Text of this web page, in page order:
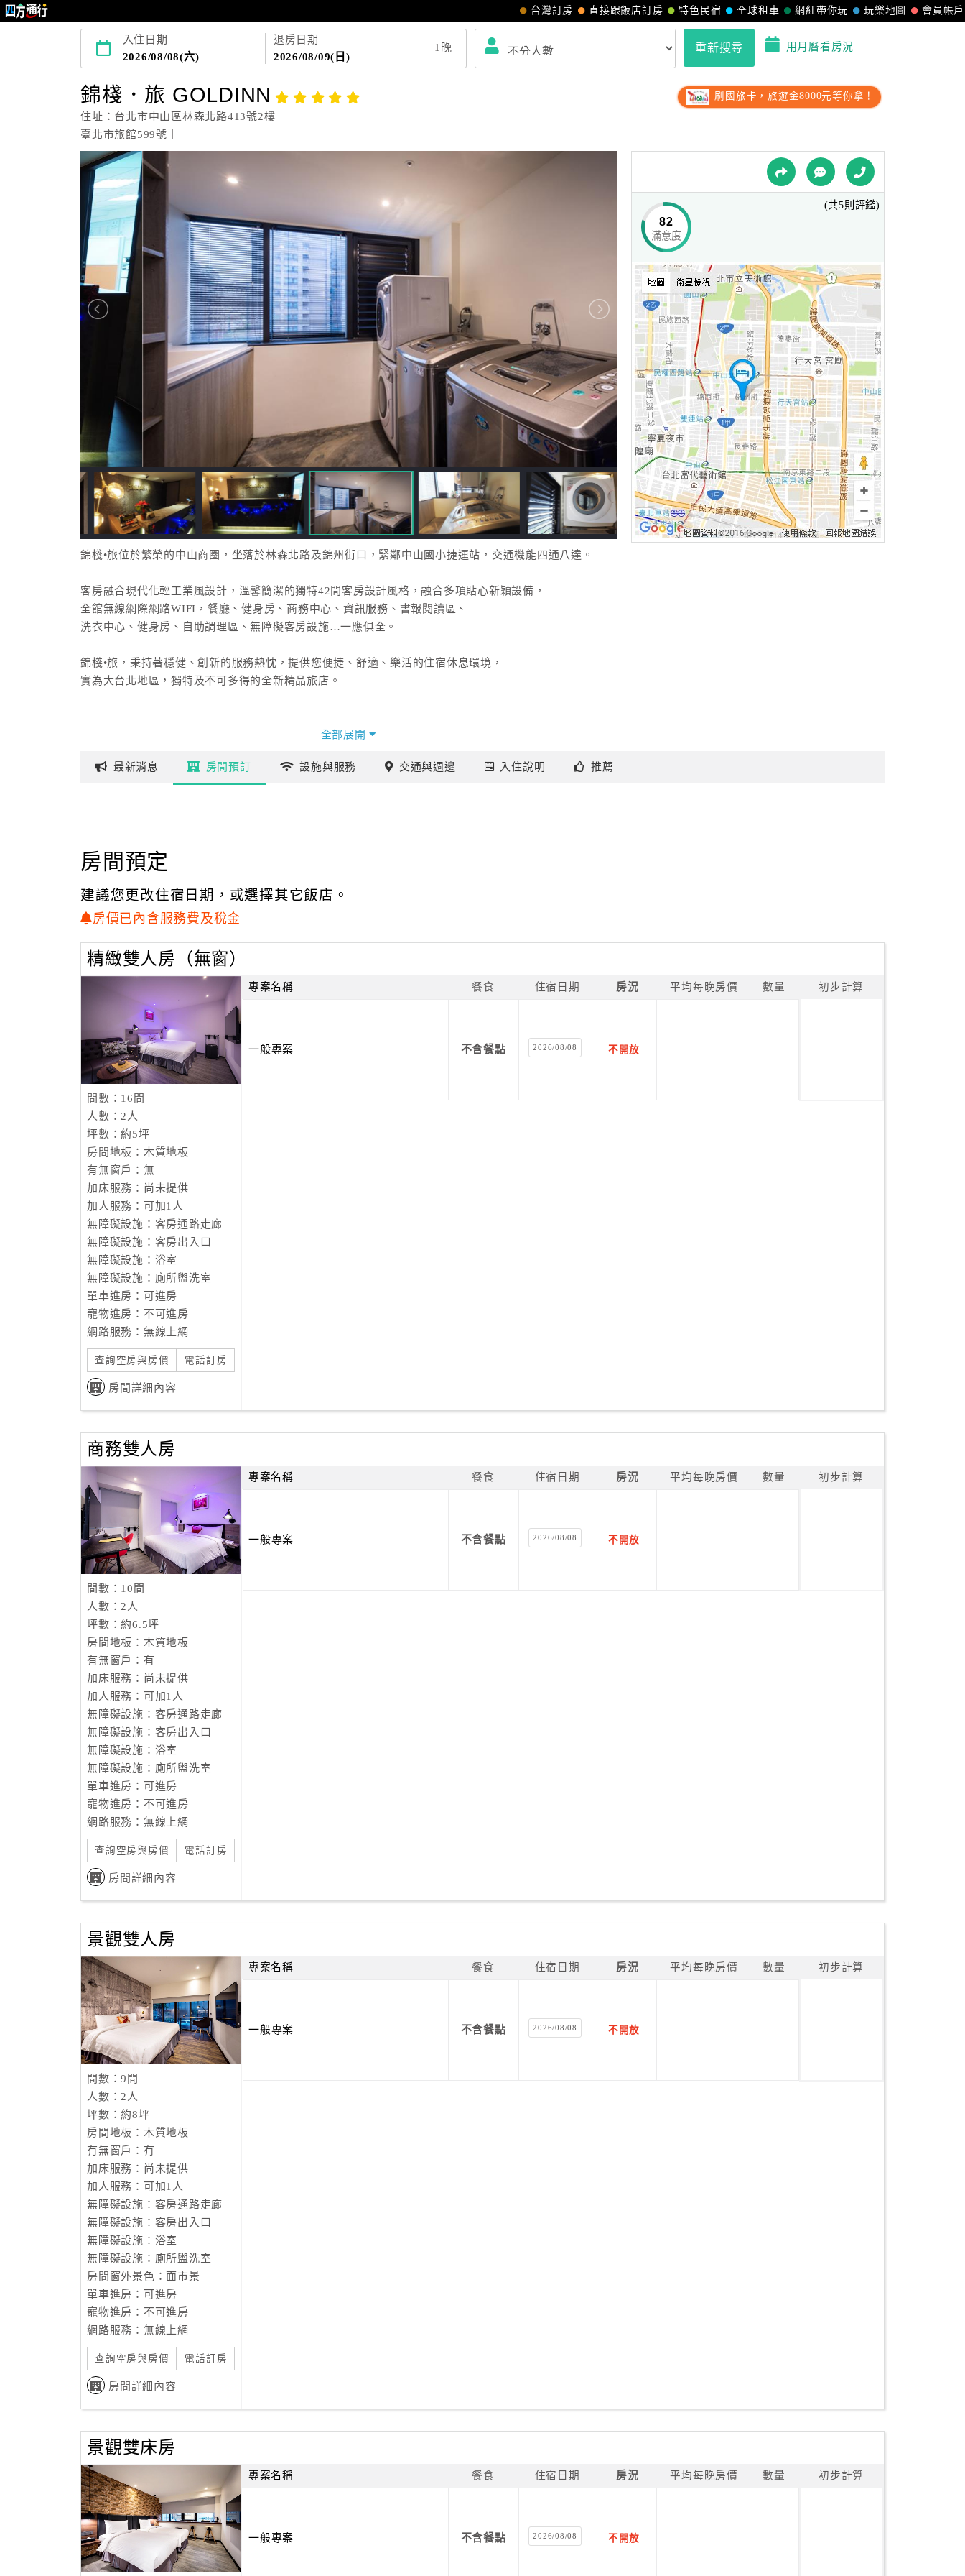
會員帳戶
玩樂地圖
網紅帶你玩
全球租車
特色民宿
直接跟飯店訂房
台灣訂房
入住日期
2026/08/08(六)
退房日期
2026/08/09(日)
1 晚 重新搜尋 用月曆看房況
錦棧．旅 GOLDINN
住址：台北市中山區林森北路413號2樓
臺北市旅館599號｜
刷國旅卡，旅遊金8000元等你拿！
錦棧•旅位於繁榮的中山商圈，坐落於林森北路及錦州街口，緊鄰中山國小捷運站，交通機能四通八達。
客房融合現代化輕工業風設計，溫馨簡潔的獨特42間客房設計風格，融合多項貼心新穎設備，
全館無線網際網路WIFI，餐廳、健身房、商務中心、資訊服務、書報閱讀區、
洗衣中心、健身房、自助調理區、無障礙客房設施…一應俱全。
錦棧•旅，秉持著穩健、創新的服務熱忱，提供您便捷、舒適、樂活的住宿休息環境，
實為大台北地區，獨特及不可多得的全新精品旅店。
全部展開
82
滿意度
(共5則評鑑)
最新消息 房間預訂 設施與服務 交通與週邊 入住說明 推薦
房間預定
建議您更改住宿日期，或選擇其它飯店。
房價已內含服務費及稅金
精緻雙人房（無窗）
間數：16間
人數：2人
坪數：約5坪
房間地板：木質地板
有無窗戶：無
加床服務：尚未提供
加人服務：可加1人
無障礙設施：客房通路走廊
無障礙設施：客房出入口
無障礙設施：浴室
無障礙設施：廁所盥洗室
單車進房：可進房
寵物進房：不可進房
網路服務：無線上網
查詢空房與房價 電話訂房
房間詳細內容
專案名稱 餐食 住宿日期 房況 平均每晚房價 數量 初步計算
一般專案 不含餐點 2026/08/08 不開放
商務雙人房
間數：10間
人數：2人
坪數：約6.5坪
房間地板：木質地板
有無窗戶：有
加床服務：尚未提供
加人服務：可加1人
無障礙設施：客房通路走廊
無障礙設施：客房出入口
無障礙設施：浴室
無障礙設施：廁所盥洗室
單車進房：可進房
寵物進房：不可進房
網路服務：無線上網
查詢空房與房價 電話訂房
房間詳細內容
專案名稱 餐食 住宿日期 房況 平均每晚房價 數量 初步計算
一般專案 不含餐點 2026/08/08 不開放
景觀雙人房
間數：9間
人數：2人
坪數：約8坪
房間地板：木質地板
有無窗戶：有
加床服務：尚未提供
加人服務：可加1人
無障礙設施：客房通路走廊
無障礙設施：客房出入口
無障礙設施：浴室
無障礙設施：廁所盥洗室
房間窗外景色：面市景
單車進房：可進房
寵物進房：不可進房
網路服務：無線上網
查詢空房與房價 電話訂房
房間詳細內容
專案名稱 餐食 住宿日期 房況 平均每晚房價 數量 初步計算
一般專案 不含餐點 2026/08/08 不開放
景觀雙床房
專案名稱 餐食 住宿日期 房況 平均每晚房價 數量 初步計算
一般專案 不含餐點 2026/08/08 不開放